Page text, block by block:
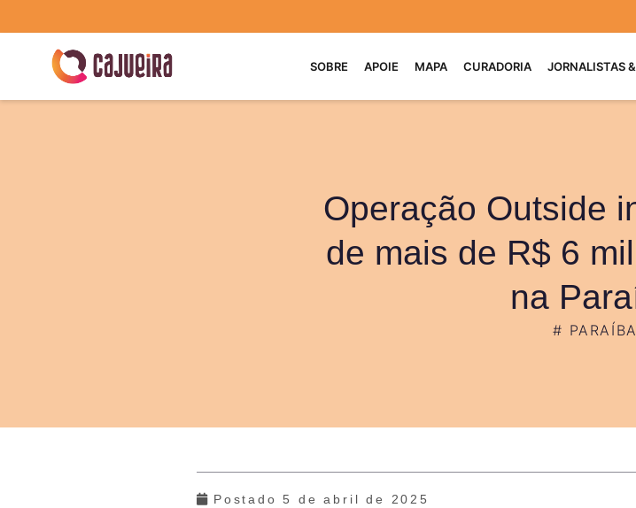
SOBRE APOIE MAPA CURADORIA JORNALISTAS
Operação Outside
de mais de R$ 6
na
# PARAÍBA
Postado 5 de abril de 2025